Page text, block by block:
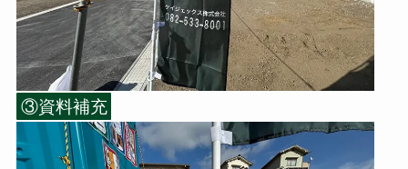
③資料補充